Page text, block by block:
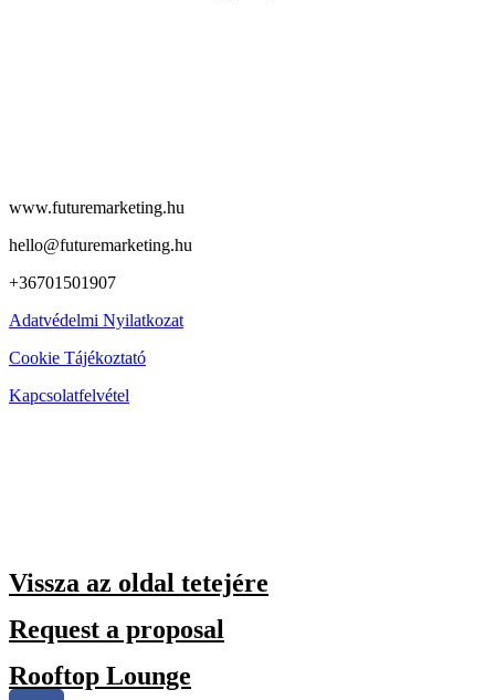
www.futuremarketing.hu
hello@futuremarketing.hu
+36701501907
Adatvédelmi Nyilatkozat
Cookie Tájékoztató
Kapcsolatfelvétel
Vissza az oldal tetejére
Request a proposal
Rooftop Lounge